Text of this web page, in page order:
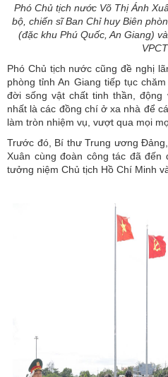
Phó Chủ tịch nước Võ Thị Ánh
bộ, chiến sĩ Ban Chỉ huy Biên
(đặc khu Phú Quốc, An Giang)
Phó Chủ tịch nước cũng đề nghị
phòng tỉnh An Giang tiếp tục
đời sống vật chất tinh thần,
nhất là các đồng chí ở xa nhà để
làm tròn nhiệm vụ, vượt qua mọi
Trước đó, Bí thư Trung ương
Xuân cùng đoàn công tác đã
tưởng niệm Chủ tịch Hồ Chí Minh